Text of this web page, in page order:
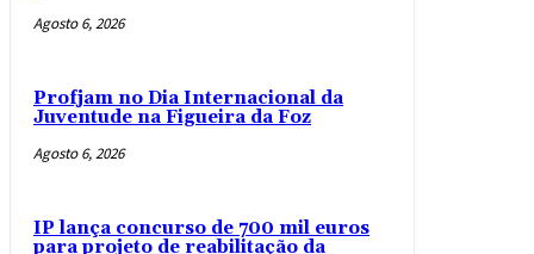
Agosto 6, 2026
Profjam no Dia Internacional da
Juventude na Figueira da Foz
Agosto 6, 2026
IP lança concurso de 700 mil euros
para projeto de reabilitação da